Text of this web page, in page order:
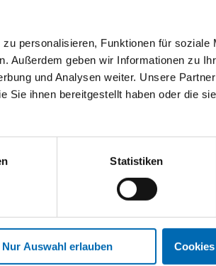
personalisieren, Funktionen für soziale
Außerdem geben wir Informationen zu
und Analysen weiter. Unsere
Sie ihnen bereitgestellt haben oder die
Statistiken
Nur Auswahl erlauben
Hubarbeitsbühne Set Peanut /